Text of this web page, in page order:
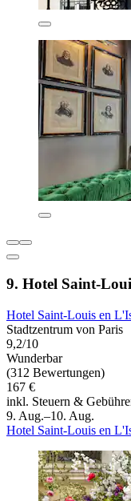
9. Hotel Saint-
Hotel Saint-Louis en
Stadtzentrum von Paris
9,2/10
Wunderbar
(312 Bewertungen)
167 €
inkl. Steuern &
9. Aug.–10. Aug.
Hotel Saint-Louis en